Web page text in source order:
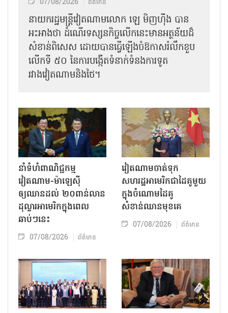
07/08/2026 ព័ត៌មាន
នាយករដ្ឋមន្ត្រីវៀតណាមលោក ឡេ មិញហ៊ឹង បាន
អះអាងថា ដំណើរទស្សនកិច្ចលើកនេះមានអត្ថន័យដ៏
សំខាន់ពិសេស ដោយបានធ្វើឡើងចំឱកាសរំលឹកខួប
លើកទី ៥០ នៃការបង្កើតទំនាក់ទំនងការទូត
រវាងវៀតណាមនិងថៃ។
នាំទំហំពាណិជ្ជកម្ម
វៀតណាម-ម៉ាឡេស៊ី
ឲ្យឈានដល់ ២០ពាន់លាន
ដុល្លារអាមេរិកក្នុងពេល
ឆាប់ៗនេះ
07/08/2026 ព័ត៌មាន
វៀតណាមចាត់ទុក
សហរដ្ឋអាមេរិកជាដៃគូមួយ
ក្នុងចំណោមដៃគូ
សំខាន់ឈានមុខគេ
07/08/2026 ព័ត៌មាន